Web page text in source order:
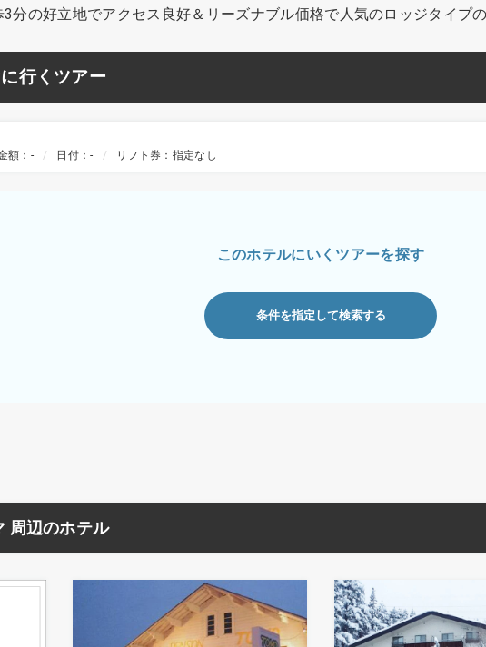
分の好立地でアクセス良好＆リーズナブル価格で人気のロッジタイプ
行くツアー
額：- 日付：- リフト券：指定なし
このホテルにいくツアーを探す
条件を指定して検索する
周辺のホテル